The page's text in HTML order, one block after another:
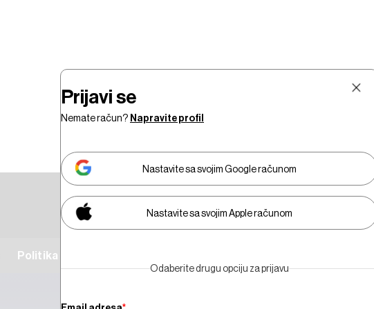
Politika
Prijavi se
Nemate račun? Napravite profil
Nastavite sa svojim Google računom
Nastavite sa svojim Apple računom
Odaberite drugu opciju za prijavu